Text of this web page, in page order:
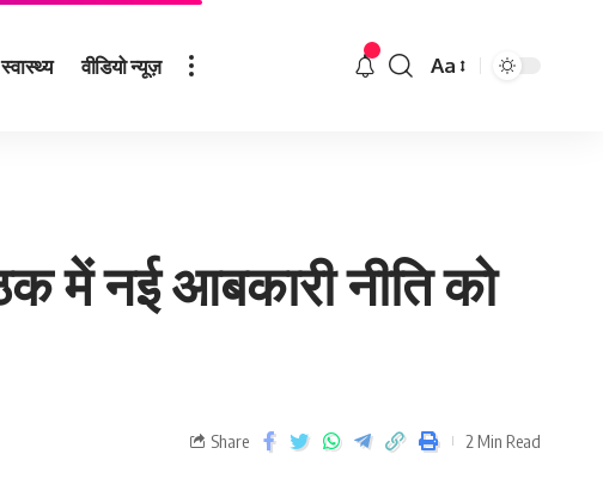
स्वास्थ्य वीडियो न्यूज़ Aa
में नई आबकारी नीति को
Share 2 Min Read